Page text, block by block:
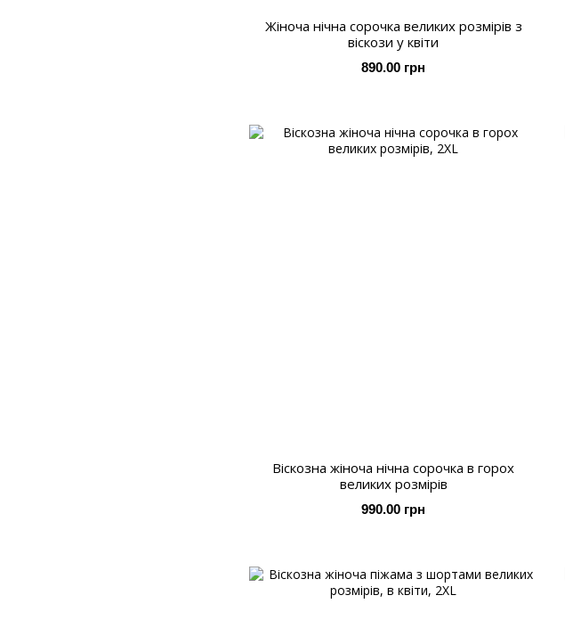
Жіноча нічна сорочка великих розмірів з
віскози у квіти
890.00 грн
Віскозна жіноча нічна сорочка в горох
великих розмірів
990.00 грн